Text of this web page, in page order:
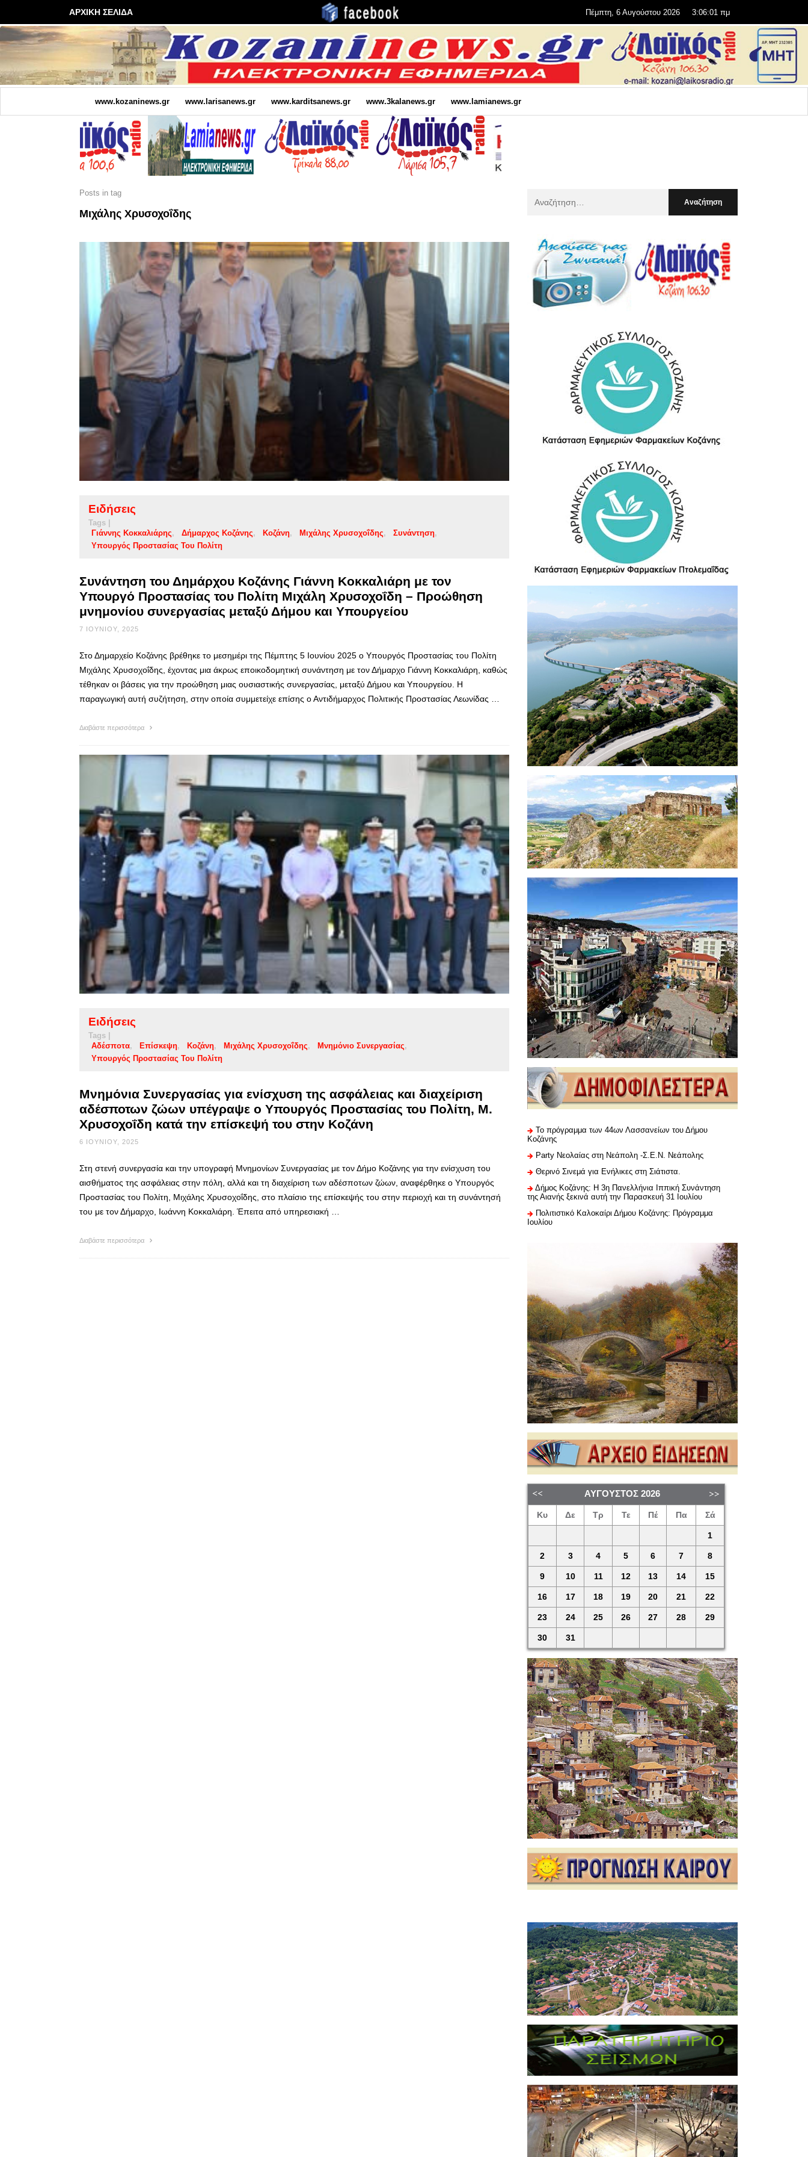
ΑΡΧΙΚΗ ΣΕΛΙΔΑ Πέμπτη, 6 Αυγούστου 2026 3:06:03 πμ
www.kozaninews.gr www.larisanews.gr www.karditsanews.gr www.3kalanews.gr www.lamianews.gr
Posts in tag
Μιχάλης Χρυσοχοΐδης
Ειδήσεις
Tags |
Γιάννης Κοκκαλιάρης
Δήμαρχος Κοζάνης Κοζάνη Μιχάλης Χρυσοχοΐδης
Συνάντηση
Υπουργός Προστασίας Του Πολίτη
Συνάντηση του Δημάρχου Κοζάνης Γιάννη Κοκκαλιάρη με τον
Υπουργό Προστασίας του Πολίτη Μιχάλη Χρυσοχοΐδη – Προώθηση
μνημονίου συνεργασίας μεταξύ Δήμου και Υπουργείου
7 ΙΟΥΝΊΟΥ, 2025
Στο Δημαρχείο Κοζάνης βρέθηκε το μεσημέρι της Πέμπτης 5 Ιουνίου 2025 ο Υπουργός Προστασίας του Πολίτη
Μιχάλης Χρυσοχοΐδης, έχοντας μια άκρως εποικοδομητική συνάντηση με τον Δήμαρχο Γιάννη Κοκκαλιάρη, καθώς
τέθηκαν οι βάσεις για την προώθηση μιας ουσιαστικής συνεργασίας, μεταξύ Δήμου και Υπουργείου. Η
παραγωγική αυτή συζήτηση, στην οποία συμμετείχε επίσης ο Αντιδήμαρχος Πολιτικής Προστασίας Λεωνίδας …
Διαβάστε περισσότερα
Ειδήσεις
Tags |
Αδέσποτα
Επίσκεψη Κοζάνη Μιχάλης Χρυσοχοΐδης
Μνημόνιο Συνεργασίας
Υπουργός Προστασίας Του Πολίτη
Μνημόνια Συνεργασίας για ενίσχυση της ασφάλειας και διαχείριση
αδέσποτων ζώων υπέγραψε ο Υπουργός Προστασίας του Πολίτη, Μ.
Χρυσοχοΐδη κατά την επίσκεψή του στην Κοζάνη
6 ΙΟΥΝΊΟΥ, 2025
Στη στενή συνεργασία και την υπογραφή Μνημονίων Συνεργασίας με τον Δήμο Κοζάνης για την ενίσχυση του
αισθήματος της ασφάλειας στην πόλη, αλλά και τη διαχείριση των αδέσποτων ζώων, αναφέρθηκε ο Υπουργός
Προστασίας του Πολίτη, Μιχάλης Χρυσοχοΐδης, στο πλαίσιο της επίσκεψής του στην περιοχή και τη συνάντησή
του με τον Δήμαρχο, Ιωάννη Κοκκαλιάρη. Έπειτα από υπηρεσιακή …
Διαβάστε περισσότερα
Το πρόγραμμα των 44ων Λασσανείων του Δήμου
Κοζάνης
Party Νεολαίας στη Νεάπολη -Σ.Ε.Ν. Νεάπολης
Θερινό Σινεμά για Ενήλικες στη Σιάτιστα.
Δήμος Κοζάνης: Η 3η Πανελλήνια Ιππική Συνάντηση
της Αιανής ξεκινά αυτή την Παρασκευή 31 Ιουλίου
Πολιτιστικό Καλοκαίρι Δήμου Κοζάνης: Πρόγραμμα
Ιουλίου
ΑΎΓΟΥΣΤΟΣ 2026
Κυ Δε Τρ Τε Πέ Πα Σά
1
2 3 4 5 6 7 8
9 10 11 12 13 14 15
16 17 18 19 20 21 22
23 24 25 26 27 28 29
30 31